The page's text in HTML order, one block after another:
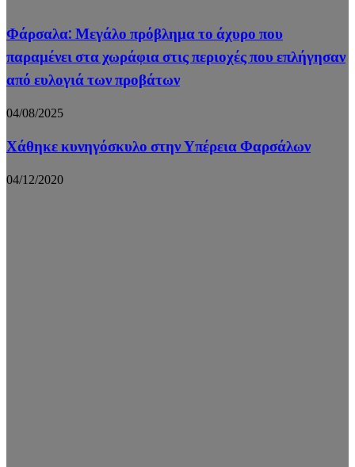
Φάρσαλα: Μεγάλο πρόβλημα το άχυρο που
παραμένει στα χωράφια στις περιοχές που επλήγησαν
από ευλογιά των προβάτων
04/08/2025
Χάθηκε κυνηγόσκυλο στην Υπέρεια Φαρσάλων
04/12/2020